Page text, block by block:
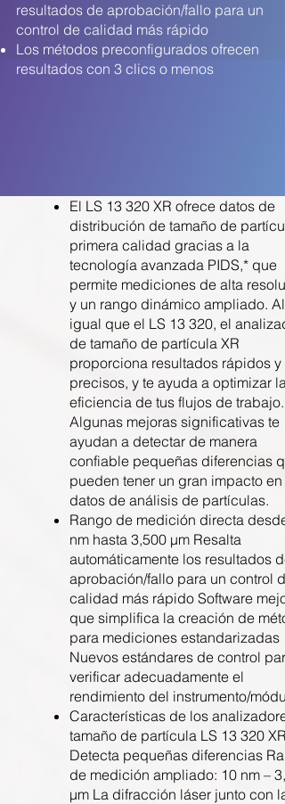
resultados de aprobación/fallo para un
control de calidad más rápido
Los métodos preconfigurados ofrecen
resultados con 3 clics o menos
El LS 13 320 XR ofrece datos de
distribución de tamaño de
primera calidad gracias a la
tecnología avanzada PIDS,* que
permite mediciones de alta
y un rango dinámico ampliado. Al
igual que el LS 13 320, el
de tamaño de partícula XR
proporciona resultados rápidos y
precisos, y te ayuda a optimizar la
eficiencia de tus flujos de trabajo.
Algunas mejoras significativas te
ayudan a detectar de manera
confiable pequeñas diferencias
pueden tener un gran impacto en
datos de análisis de partículas.
Rango de medición directa desde
nm hasta 3,500 µm Resalta
automáticamente los resultados de
aprobación/fallo para un control de
calidad más rápido Software
que simplifica la creación de
para mediciones estandarizadas
Nuevos estándares de control para
verificar adecuadamente el
rendimiento del instrumento/
Características de los
tamaño de partícula LS 13 320 XR
Detecta pequeñas diferencias
de medición ampliado: 10 nm –
µm La difracción láser junto con la